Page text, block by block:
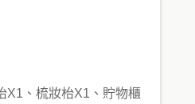
X1、梳妝枱X1、貯物櫃